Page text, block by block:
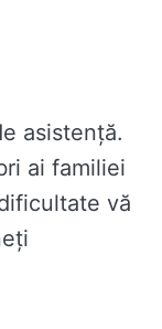
asistență.
ai familiei
vă